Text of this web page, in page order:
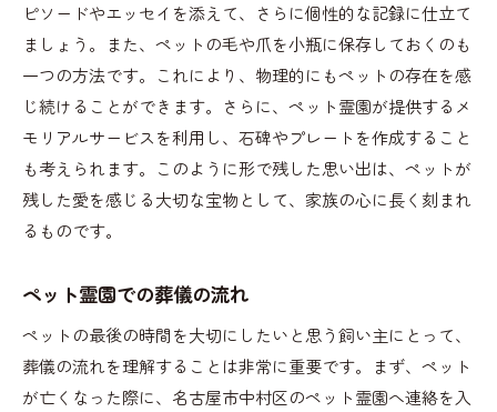
地域の伝統行事との融合
中村区特有の供養スタイル
伝統的な儀式と現代的アプローチ
地域の祭りを利用した葬儀プラン
住民参加型の供養イベント
歴史ある霊園の背景と魅力
オーダーメイドの葬儀プラン
個性を出すオリジナル演出
ペットと飼い主の絆を深める方法
ピソードやエッセイを添えて、さらに個性的な記録に仕立て
ましょう。また、ペットの毛や爪を小瓶に保存しておくのも
一つの方法です。これにより、物理的にもペットの存在を感
じ続けることができます。さらに、ペット霊園が提供するメ
モリアルサービスを利用し、石碑やプレートを作成すること
も考えられます。このように形で残した思い出は、ペットが
残した愛を感じる大切な宝物として、家族の心に長く刻まれ
るものです。
ペット霊園での葬儀の流れ
ペットの最後の時間を大切にしたいと思う飼い主にとって、
葬儀の流れを理解することは非常に重要です。まず、ペット
が亡くなった際に、名古屋市中村区のペット霊園へ連絡を入